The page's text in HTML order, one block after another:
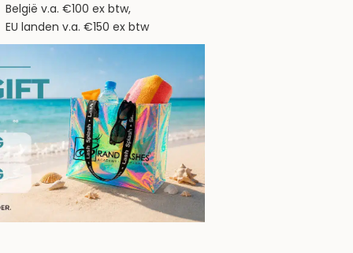
België v.a. €100 ex btw,
EU landen v.a. €150 ex btw